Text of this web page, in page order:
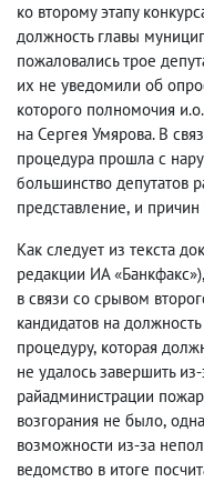
ко второму этапу
должность главы
пожаловались трое
их не уведомили об
которого полномочия
на Сергея Умярова. В
процедура прошла с
большинство депутатов
представление, и причин
Как следует из текста
редакции ИА
в связи со срывом
кандидатов на
процедуру, которая
не удалось завершить
райадминистрации
возгорания не было,
возможности из-за
ведомство в итоге